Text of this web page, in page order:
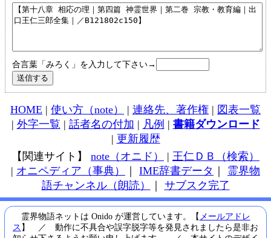
合言葉「みろく」を入力して下さい→
HOME | 使い方（note） | 連絡先、著作権 | 図表一覧
| 外字一覧 | 話者名の付加 | 凡例 | 書籍ダウンロード
| 更新履歴
【関連サイト】 note（オニド） | 王仁ＤＢ（検索）
| オニペディア（事典） IME辞書データ
霊界物
語チャンネル（朗読）
サブスク完了
霊界物語ネットは Onido が運営しています。【 メールアドレ
ス 】 ／ 動作に不具合や誤字脱字等を発見されましたら是非お